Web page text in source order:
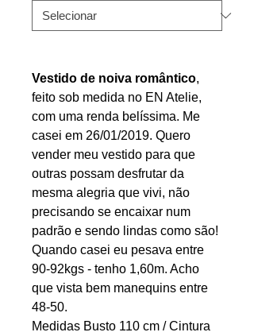
Vestido de noiva romântico,
feito sob medida no EN Atelie,
com uma renda belíssima. Me
casei em 26/01/2019. Quero
vender meu vestido para que
outras possam desfrutar da
mesma alegria que vivi, não
precisando se encaixar num
padrão e sendo lindas como são!
Quando casei eu pesava entre
90-92kgs - tenho 1,60m. Acho
que vista bem manequins entre
48-50.
Medidas Busto 110 cm / Cintura